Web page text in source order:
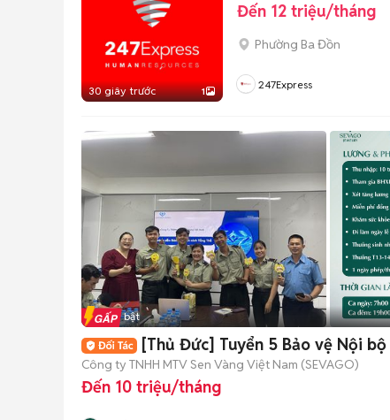
30 giây trước 1
Đến 12 triệu/tháng
Phường Ba Đồn
247Express
Tin nổi bật
[Thủ Đức] Tuyển 5 Bảo vệ Nội
Công ty TNHH MTV Sen Vàng Việt Nam (SEVAGO)
Đến 10 triệu/tháng